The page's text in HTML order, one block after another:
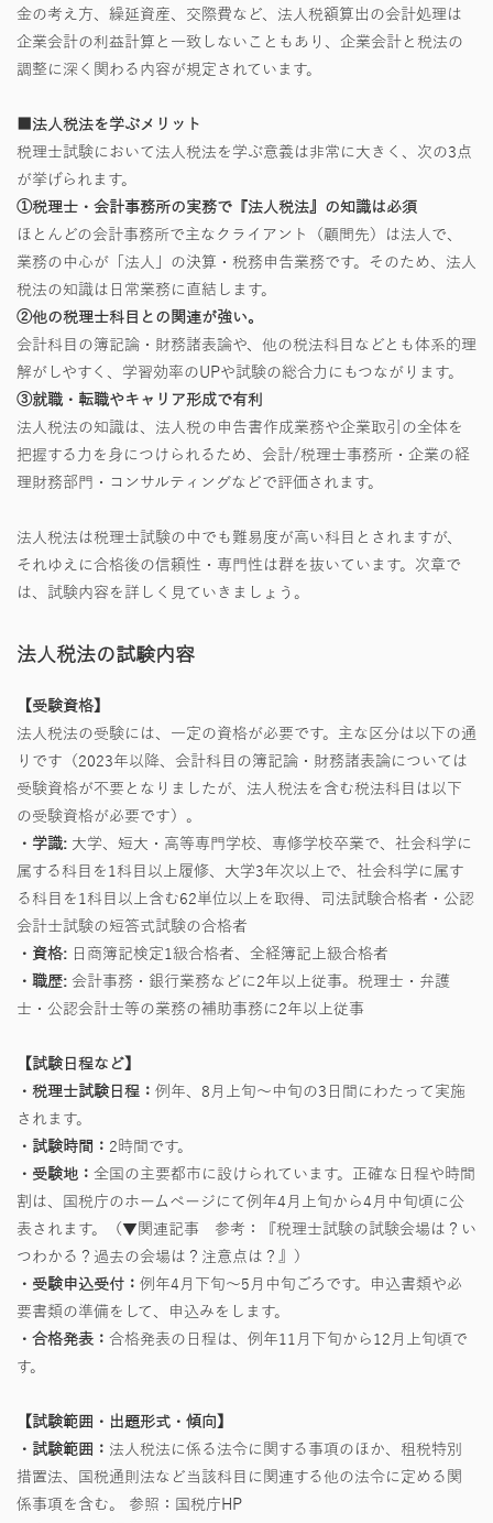
金の考え方、繰延資産、交際費など、法人税額算出の会計処理は
企業会計の利益計算と一致しないこともあり、企業会計と税法の
調整に深く関わる内容が規定されています。
■法人税法を学ぶメリット
税理士試験において法人税法を学ぶ意義は非常に大きく、次の3点
が挙げられます。
①税理士・会計事務所の実務で『法人税法』の知識は必須
ほとんどの会計事務所で主なクライアント（顧問先）は法人で、
業務の中心が「法人」の決算・税務申告業務です。そのため、法人
税法の知識は日常業務に直結します。
②他の税理士科目との関連が強い。
会計科目の簿記論・財務諸表論や、他の税法科目などとも体系的理
解がしやすく、学習効率のUPや試験の総合力にもつながります。
③就職・転職やキャリア形成で有利
法人税法の知識は、法人税の申告書作成業務や企業取引の全体を
把握する力を身につけられるため、会計/税理士事務所・企業の経
理財務部門・コンサルティングなどで評価されます。
法人税法は税理士試験の中でも難易度が高い科目とされますが、
それゆえに合格後の信頼性・専門性は群を抜いています。次章で
は、試験内容を詳しく見ていきましょう。
法人税法の試験内容
【受験資格】
法人税法の受験には、一定の資格が必要です。主な区分は以下の通
りです（2023年以降、会計科目の簿記論・財務諸表論については
受験資格が不要となりましたが、法人税法を含む税法科目は以下
の受験資格が必要です）。
・学識: 大学、短大・高等専門学校、専修学校卒業で、社会科学に
属する科目を1科目以上履修、大学3年次以上で、社会科学に属す
る科目を1科目以上含む62単位以上を取得、司法試験合格者・公認
会計士試験の短答式試験の合格者
・資格: 日商簿記検定1級合格者、全経簿記上級合格者
・職歴: 会計事務・銀行業務などに2年以上従事。税理士・弁護
士・公認会計士等の業務の補助事務に2年以上従事
【試験日程など】
・税理士試験日程： 例年、8月上旬～中旬の3日間にわたって実施
されます。
・試験時間： 2時間です。
・受験地： 全国の主要都市に設けられています。正確な日程や時間
割は、国税庁のホームページにて例年4月上旬から4月中旬頃に公
表されます。
（▼関連記事 参考：『税理士試験の試験会場は？い
つわかる？過去の会場は？注意点は？』）
・受験申込受付： 例年4月下旬～5月中旬ごろです。申込書類や必
要書類の準備をして、申込みをします。
・合格発表： 合格発表の日程は、例年11月下旬から12月上旬頃で
す。
【試験範囲・出題形式・傾向】
・試験範囲： 法人税法に係る法令に関する事項のほか、租税特別
措置法、国税通則法など当該科目に関連する他の法令に定める関
係事項を含む。 参照：国税庁HP